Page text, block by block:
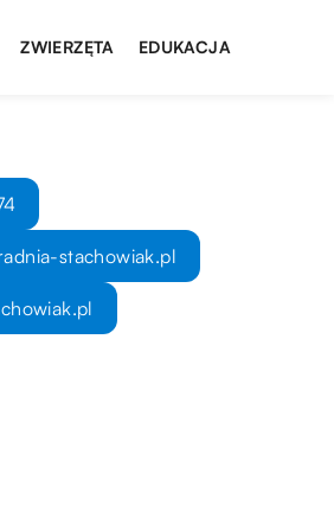
ZWIERZĘTA EDUKACJA
stachowiak.pl